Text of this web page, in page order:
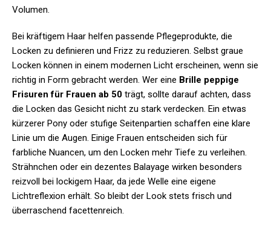
Volumen.
Bei kräftigem Haar helfen passende Pflegeprodukte, die
Locken zu definieren und Frizz zu reduzieren. Selbst graue
Locken können in einem modernen Licht erscheinen, wenn sie
richtig in Form gebracht werden. Wer eine Brille peppige
Frisuren für Frauen ab 50 trägt, sollte darauf achten, dass
die Locken das Gesicht nicht zu stark verdecken. Ein etwas
kürzerer Pony oder stufige Seitenpartien schaffen eine klare
Linie um die Augen. Einige Frauen entscheiden sich für
farbliche Nuancen, um den Locken mehr Tiefe zu verleihen.
Strähnchen oder ein dezentes Balayage wirken besonders
reizvoll bei lockigem Haar, da jede Welle eine eigene
Lichtreflexion erhält. So bleibt der Look stets frisch und
überraschend facettenreich.